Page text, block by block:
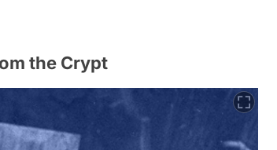
the Crypt